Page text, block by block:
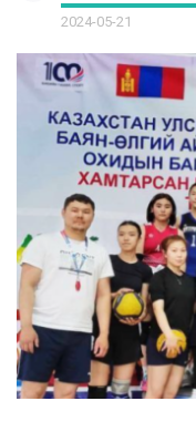
2024-05-21